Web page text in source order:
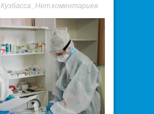
Нет коментариев